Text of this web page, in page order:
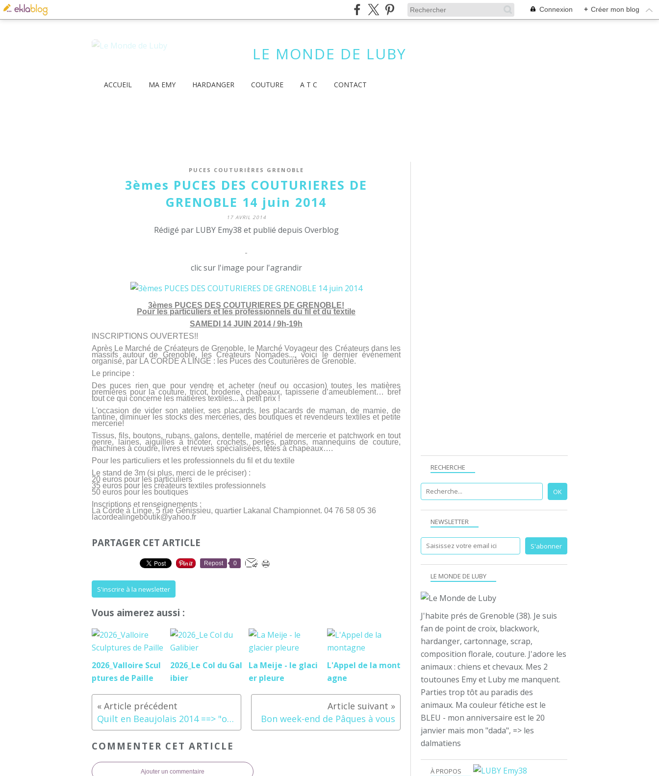
Connexion + Créer mon blog
LE MONDE DE LUBY
ACCUEIL MA EMY HARDANGER COUTURE A T C CONTACT
PUCES COUTURIÈRES GRENOBLE
3èmes PUCES DES COUTURIERES DE
GRENOBLE 14 juin 2014
17 AVRIL 2014
Rédigé par LUBY Emy38 et publié depuis Overblog
clic sur l'image pour l'agrandir
3èmes PUCES DES COUTURIERES DE GRENOBLE!
Pour les particuliers et les professionnels du fil et du textile
SAMEDI 14 JUIN 2014 / 9h-19h
INSCRIPTIONS OUVERTES!!
Après Le Marché de Créateurs de Grenoble, le Marché Voyageur des Créateurs dans les
massifs autour de Grenoble, les Créateurs Nomades..., voici le dernier événement
organisé, par LA CORDE A LINGE : les Puces des Couturières de Grenoble.
Le principe :
Des puces rien que pour vendre et acheter (neuf ou occasion) toutes les matières
premières pour la couture, tricot, broderie, chapeaux, tapisserie d’ameublement… bref
tout ce qui concerne les matières textiles... à petit prix !
L'occasion de vider son atelier, ses placards, les placards de maman, de mamie, de
tantine, diminuer les stocks des merceries, des boutiques et revendeurs textiles et petite
mercerie!
Tissus, fils, boutons, rubans, galons, dentelle, matériel de mercerie et patchwork en tout
genre, laines, aiguilles à tricoter, crochets, perles, patrons, mannequins de couture,
machines à coudre, livres et revues spécialisées, têtes à chapeaux….
Pour les particuliers et les professionnels du fil et du textile
Le stand de 3m (si plus, merci de le préciser) :
20 euros pour les particuliers
35 euros pour les créateurs textiles professionnels
50 euros pour les boutiques
Inscriptions et renseignements :
La Corde à Linge, 5 rue Génissieu, quartier Lakanal Championnet. 04 76 58 05 36
lacordealingeboutik@yahoo.fr
PARTAGER CET ARTICLE
Repost 0
S'inscrire à la newsletter
Vous aimerez aussi :
2026_Valloire Scul
ptures de Paille
2026_Le Col du Gal
ibier
La Meije - le glaci
er pleure
L'Appel de la mont
agne
Quilt en Beaujolais 2014 ==> "original" Bon week-end de Pâques à vous
COMMENTER CET ARTICLE
Ajouter un commentaire
NEWSLETTER
RECHERCHE
LE MONDE DE LUBY
J'habite prés de Grenoble (38). Je suis
fan de point de croix, blackwork,
hardanger, cartonnage, scrap,
composition florale, couture. J'adore les
animaux : chiens et chevaux. Mes 2
toutounes Emy et Luby me manquent.
Parties trop tôt au paradis des
animaux. Ma couleur fétiche est le
BLEU - mon anniversaire est le 20
janvier mais mon "dada", => les
dalmatiens
À PROPOS